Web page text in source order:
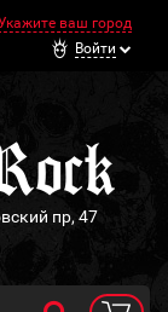
ваш город
Войти
пр, 47